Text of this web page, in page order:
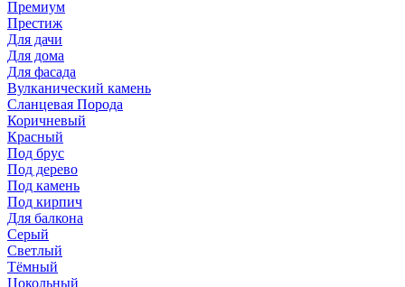
Премиум
Престиж
Для дачи
Для дома
Для фасада
Вулканический камень
Сланцевая Порода
Коричневый
Красный
Под брус
Под дерево
Под камень
Под кирпич
Для балкона
Серый
Светлый
Тёмный
Цокольный